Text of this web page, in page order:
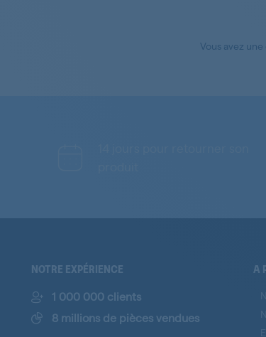
Vous avez
NOTRE EXPÉRIENCE
1 000 000 clients
8 millions de pièces vendues
A